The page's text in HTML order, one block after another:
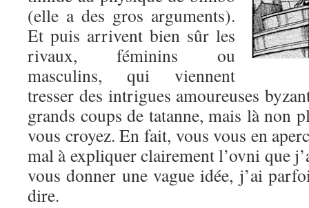
(elle a des gros arguments).
Et puis arrivent bien sûr les
rivaux, féminins ou
masculins, qui viennent
tresser des intrigues amoureuses
grands coups de tatanne, mais là non
vous croyez. En fait, vous vous en
mal à expliquer clairement l’ovni que
vous donner une vague idée, j’ai
dire.